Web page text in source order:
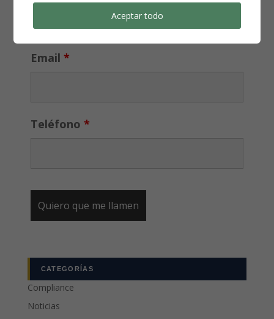
Email *
Teléfono *
CATEGORÍAS
Compliance
Noticias
Aceptar todo